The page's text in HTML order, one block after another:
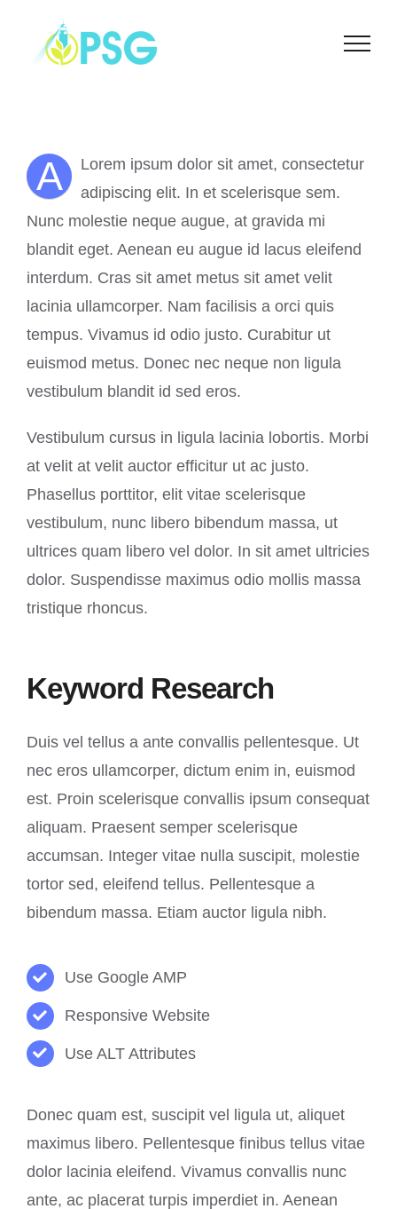
A
Lorem ipsum dolor sit amet, consectetur
adipiscing elit. In et scelerisque sem.
Nunc molestie neque augue, at gravida mi
blandit eget. Aenean eu augue id lacus eleifend
interdum. Cras sit amet metus sit amet velit
lacinia ullamcorper. Nam facilisis a orci quis
tempus. Vivamus id odio justo. Curabitur ut
euismod metus. Donec nec neque non ligula
vestibulum blandit id sed eros.
Vestibulum cursus in ligula lacinia lobortis. Morbi
at velit at velit auctor efficitur ut ac justo.
Phasellus porttitor, elit vitae scelerisque
vestibulum, nunc libero bibendum massa, ut
ultrices quam libero vel dolor. In sit amet ultricies
dolor. Suspendisse maximus odio mollis massa
tristique rhoncus.
Keyword Research
Duis vel tellus a ante convallis pellentesque. Ut
nec eros ullamcorper, dictum enim in, euismod
est. Proin scelerisque convallis ipsum consequat
aliquam. Praesent semper scelerisque
accumsan. Integer vitae nulla suscipit, molestie
tortor sed, eleifend tellus. Pellentesque a
bibendum massa. Etiam auctor ligula nibh.
Use Google AMP
Responsive Website
Use ALT Attributes
Donec quam est, suscipit vel ligula ut, aliquet
maximus libero. Pellentesque finibus tellus vitae
dolor lacinia eleifend. Vivamus convallis nunc
ante, ac placerat turpis imperdiet in. Aenean